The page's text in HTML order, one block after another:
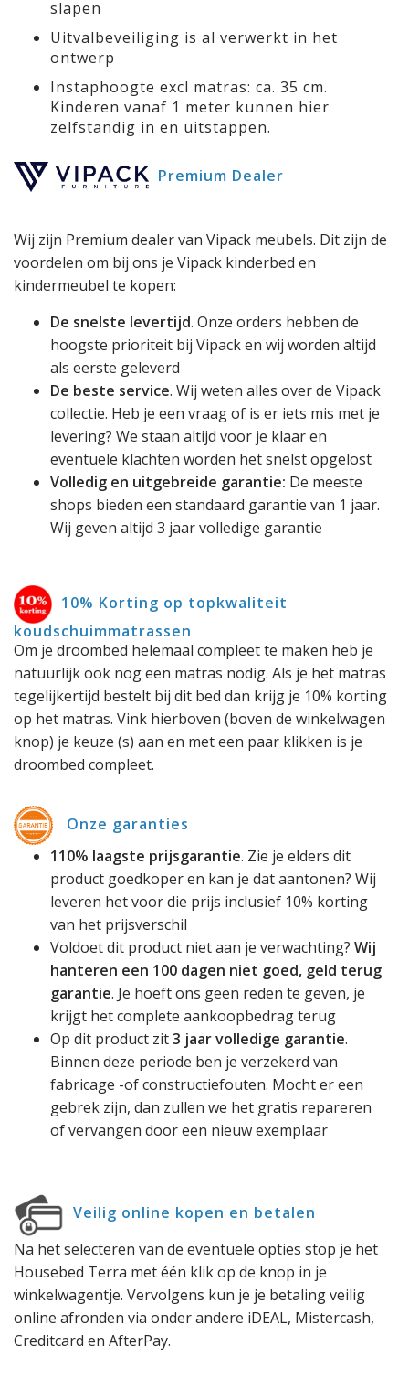
slapen
Uitvalbeveiliging is al verwerkt in het
ontwerp
Instaphoogte excl matras: ca. 35 cm.
Kinderen vanaf 1 meter kunnen hier
zelfstandig in en uitstappen.
Premium Dealer
Wij zijn Premium dealer van Vipack meubels. Dit zijn de
voordelen om bij ons je Vipack kinderbed en
kindermeubel te kopen:
De snelste levertijd. Onze orders hebben de
hoogste prioriteit bij Vipack en wij worden altijd
als eerste geleverd
De beste service. Wij weten alles over de Vipack
collectie. Heb je een vraag of is er iets mis met je
levering? We staan altijd voor je klaar en
eventuele klachten worden het snelst opgelost
Volledig en uitgebreide garantie: De meeste
shops bieden een standaard garantie van 1 jaar.
Wij geven altijd 3 jaar volledige garantie
10% Korting op topkwaliteit
koudschuimmatrassen
Om je droombed helemaal compleet te maken heb je
natuurlijk ook nog een matras nodig. Als je het matras
tegelijkertijd bestelt bij dit bed dan krijg je 10% korting
op het matras. Vink hierboven (boven de winkelwagen
knop) je keuze (s) aan en met een paar klikken is je
droombed compleet.
Onze garanties
110% laagste prijsgarantie. Zie je elders dit
product goedkoper en kan je dat aantonen? Wij
leveren het voor die prijs inclusief 10% korting
van het prijsverschil
Voldoet dit product niet aan je verwachting? Wij
hanteren een 100 dagen niet goed, geld terug
garantie. Je hoeft ons geen reden te geven, je
krijgt het complete aankoopbedrag terug
Op dit product zit3 jaar volledige garantie.
Binnen deze periode ben je verzekerd van
fabricage -of constructiefouten. Mocht er een
gebrek zijn, dan zullen we het gratis repareren
of vervangen door een nieuw exemplaar
Veilig online kopen en betalen
Na het selecteren van de eventuele opties stop je het
Housebed Terra met één klik op de knop in je
winkelwagentje. Vervolgens kun je je betaling veilig
online afronden via onder andere iDEAL, Mistercash,
Creditcard en AfterPay.